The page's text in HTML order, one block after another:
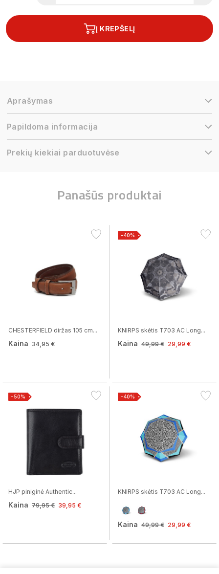
Į KREPŠELĮ
Aprašymas
Papildoma informacija
Prekių kiekiai parduotuvėse
Panašūs produktai
CHESTERFIELD diržas 105 cm...
Kaina 34,95 €
−40%
KNIRPS skėtis T703 AC Long...
Kaina 49,99 € 29,99 €
−50%
HJP piniginė Authentic...
Kaina 79,95 € 39,95 €
−40%
KNIRPS skėtis T703 AC Long...
Kaina 49,99 € 29,99 €